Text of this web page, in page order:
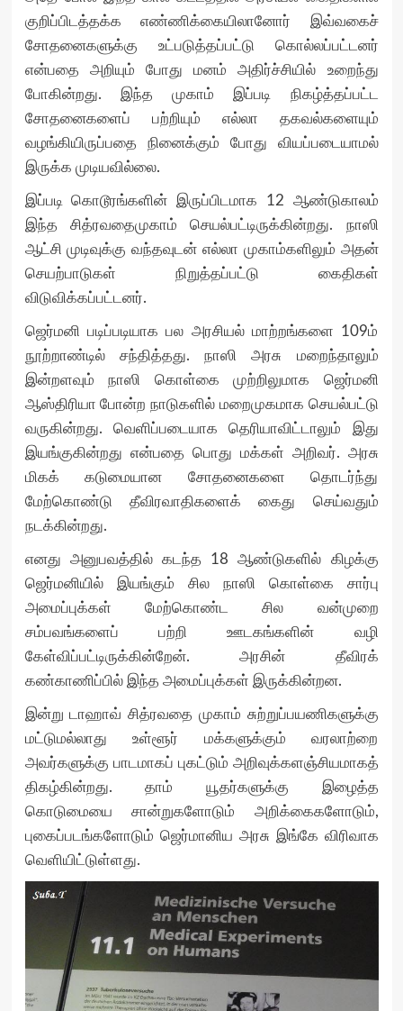
குறிப்பிடத்தக்க எண்ணிக்கையிலானோர் இவ்வகைச்
சோதனைகளுக்கு உட்படுத்தப்பட்டு கொல்லப்பட்டனர்
என்பதை அறியும் போது மனம் அதிர்ச்சியில் உறைந்து
போகின்றது. இந்த முகாம் இப்படி நிகழ்த்தப்பட்ட
சோதனைகளைப் பற்றியும் எல்லா தகவல்களையும்
வழங்கியிருப்பதை நினைக்கும் போது வியப்படையாமல்
இருக்க முடியவில்லை.
இப்படி கொடூரங்களின் இருப்பிடமாக 12 ஆண்டுகாலம்
இந்த சித்ரவதைமுகாம் செயல்பட்டிருக்கின்றது. நாஸி
ஆட்சி முடிவுக்கு வந்தவுடன் எல்லா முகாம்களிலும் அதன்
செயற்பாடுகள் நிறுத்தப்பட்டு கைதிகள்
விடுவிக்கப்பட்டனர்.
ஜெர்மனி படிப்படியாக பல அரசியல் மாற்றங்களை 109ம்
நூற்றாண்டில் சந்தித்தது. நாஸி அரசு மறைந்தாலும்
இன்றளவும் நாஸி கொள்கை முற்றிலுமாக ஜெர்மனி
ஆஸ்திரியா போன்ற நாடுகளில் மறைமுகமாக செயல்பட்டு
வருகின்றது. வெளிப்படையாக தெரியாவிட்டாலும் இது
இயங்குகின்றது என்பதை பொது மக்கள் அறிவர். அரசு
மிகக் கடுமையான சோதனைகளை தொடர்ந்து
மேற்கொண்டு தீவிரவாதிகளைக் கைது செய்வதும்
நடக்கின்றது.
எனது அனுபவத்தில் கடந்த 18 ஆண்டுகளில் கிழக்கு
ஜெர்மனியில் இயங்கும் சில நாஸி கொள்கை சார்பு
அமைப்புக்கள் மேற்கொண்ட சில வன்முறை
சம்பவங்களைப் பற்றி ஊடகங்களின் வழி
கேள்விப்பட்டிருக்கின்றேன். அரசின் தீவிரக்
கண்காணிப்பில் இந்த அமைப்புக்கள் இருக்கின்றன.
இன்று டாஹாவ் சித்ரவதை முகாம் சுற்றுப்பயணிகளுக்கு
மட்டுமல்லாது உள்ளூர் மக்களுக்கும் வரலாற்றை
அவர்களுக்கு பாடமாகப் புகட்டும் அறிவுக்களஞ்சியமாகத்
திகழ்கின்றது. தாம் யூதர்களுக்கு இழைத்த
கொடுமையை சான்றுகளோடும் அறிக்கைகளோடும்,
புகைப்படங்களோடும் ஜெர்மானிய அரசு இங்கே விரிவாக
வெளியிட்டுள்ளது.